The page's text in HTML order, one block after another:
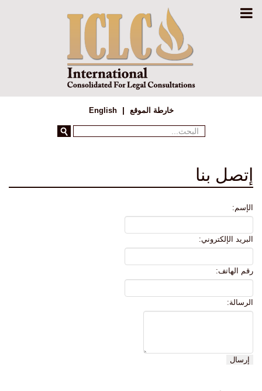
خارطة الموقع
English
البحث...
إتصل بنا
الإسم:
البريد الإلكتروني:
رقم الهاتف:
الرسالة: